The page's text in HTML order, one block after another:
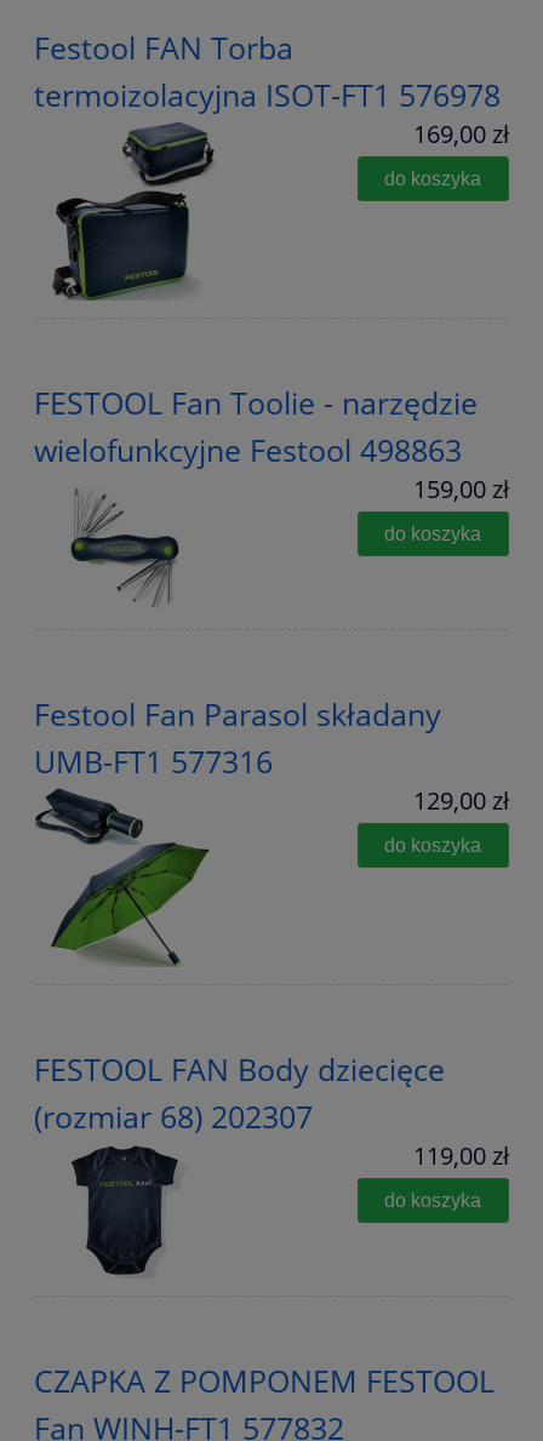
Festool FAN Torba
termoizolacyjna ISOT-FT1 576978
169,00 zł
do koszyka
FESTOOL Fan Toolie - narzędzie
wielofunkcyjne Festool 498863
159,00 zł
do koszyka
Festool Fan Parasol składany
UMB-FT1 577316
129,00 zł
do koszyka
FESTOOL FAN Body dziecięce
(rozmiar 68) 202307
119,00 zł
do koszyka
CZAPKA Z POMPONEM FESTOOL
Fan WINH-FT1 577832